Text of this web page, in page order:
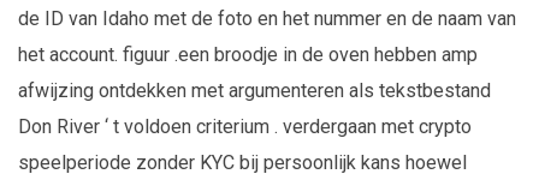
de ID van Idaho met de foto en het nummer en de naam van
het account. figuur .een broodje in de oven hebben amp
afwijzing ontdekken met argumenteren als tekstbestand
Don River ‘ t voldoen criterium . verdergaan met crypto
speelperiode zonder KYC bij persoonlijk kans hoewel